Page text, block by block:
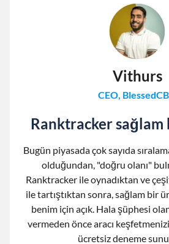
Vithurs
CEO,
Ranktracker
Bugün piyasada çok sayıda
olduğundan, "doğru olanı"
Ranktracker ile oynadıktan ve
ile tartıştıktan sonra, sağlam bir
benim için açık. Hala şüphesi
vermeden önce aracı
ücretsiz deneme